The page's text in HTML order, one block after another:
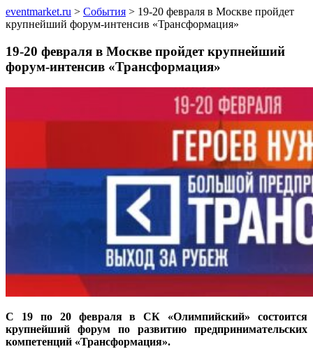
eventmarket.ru > События > 19-20 февраля в Москве пройдет
крупнейший форум-интенсив «Трансформация»
19-20 февраля в Москве пройдет крупнейший
форум-интенсив «Трансформация»
С 19 по 20 февраля в СК «Олимпийский» состоится
крупнейший форум по развитию предпринимательских
компетенций «Трансформация».